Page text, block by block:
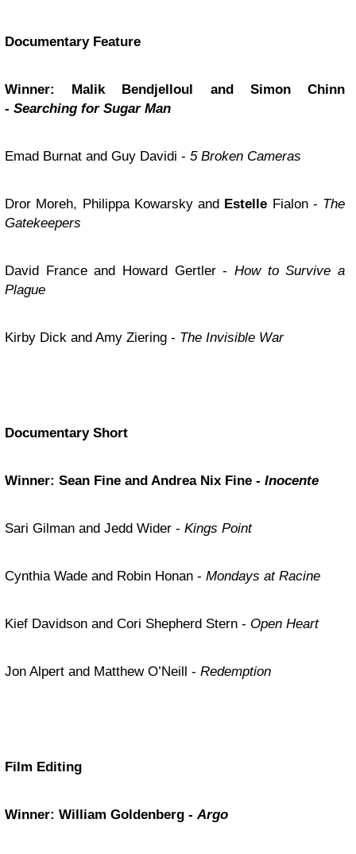
Documentary Feature
Winner: Malik Bendjelloul and Simon Chinn
- Searching for Sugar Man
Emad Burnat and Guy Davidi - 5 Broken Cameras
Dror Moreh, Philippa Kowarsky and Estelle Fialon - The
Gatekeepers
David France and Howard Gertler - How to Survive a
Plague
Kirby Dick and Amy Ziering - The Invisible War
Documentary Short
Winner: Sean Fine and Andrea Nix Fine - Inocente
Sari Gilman and Jedd Wider - Kings Point
Cynthia Wade and Robin Honan - Mondays at Racine
Kief Davidson and Cori Shepherd Stern - Open Heart
Jon Alpert and Matthew O’Neill - Redemption
Film Editing
Winner: William Goldenberg -Argo